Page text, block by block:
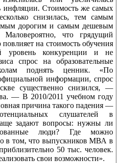
инфляции. Стоимость же самых
снизилась, тем самым
дорогим и самым дешевым
что грядущий
на стоимость обучения
уровень конкуренции и не
спрос на образовательные
поднять ценник. «По
информации, спрос
существенно снизился, —
— В 2010/2011 учебном году
причина такого падения —
слушателей в
задают вопросы: нужны ли
люди? Где можно
в том, что выпускников МВА в
50 тыс. человек.
свои возможности».